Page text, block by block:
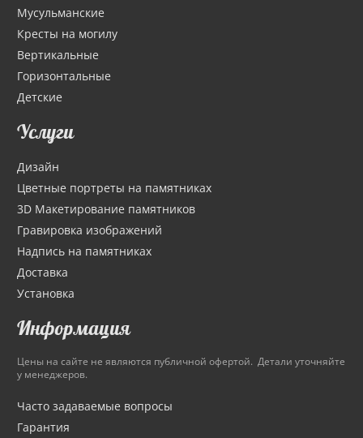
Мусульманские
Кресты на могилу
Вертикальные
Горизонтальные
Детские
Услуги
Дизайн
Цветные портреты на памятниках
3D Макетирование памятников
Гравировка изображений
Надпись на памятниках
Доставка
Установка
Информация
Цены на сайте не являются публичной офертой. Детали уточняйте
у менеджеров.
Часто задаваемые вопросы
Гарантия